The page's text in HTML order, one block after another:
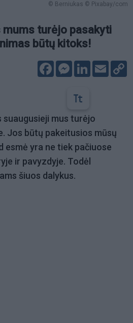
© Berniukas © Pixabay/com
mums turėjo pasakyti
būtų kitoks!
FacebookMessenger
LinkedIn
Email
suaugusieji mus turėjo
Jos būtų pakeitusios mūsų
esmė yra ne tiek pačiuose
ir pavyzdyje. Todėl
šiuos dalykus.